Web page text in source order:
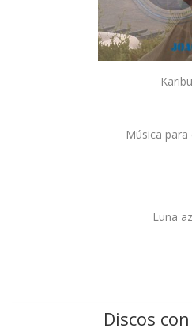
Karibu
Música para
Luna
Discos